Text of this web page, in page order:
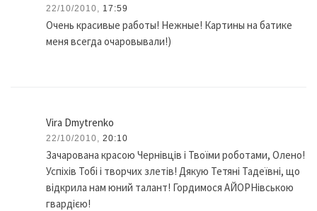
22/10/2010, 17:59
Очень красивые работы! Нежные! Картины на батике
меня всегда очаровывали!)
Vira Dmytrenko
22/10/2010, 20:10
Зачарована красою Чернівців і Твоїми роботами, Олено!
Успіхів Тобі і творчих злетів! Дякую Тетяні Тадеївні, що
відкрила нам юний талант! Гордимося АЙОРНівською
гвардією!